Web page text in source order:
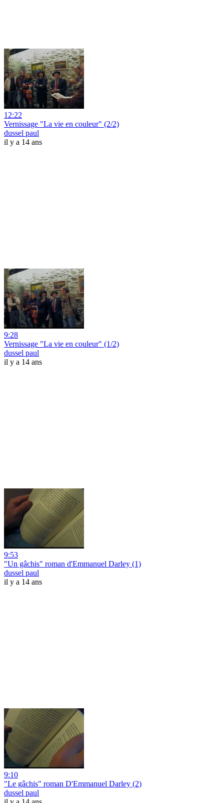
12:22
Vernissage "La vie en couleur" (2/2)
dussel paul
il y a 14 ans
9:28
Vernissage "La vie en couleur" (1/2)
dussel paul
il y a 14 ans
9:53
"Un gâchis" roman d'Emmanuel Darley (1)
dussel paul
il y a 14 ans
9:10
"Le gâchis" roman D'Emmanuel Darley (2)
dussel paul